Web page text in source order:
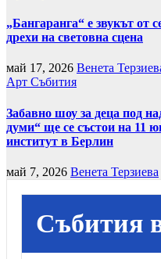
„Бангаранга“ е звукът от
дрехи на световна сцена
май 17, 2026 Венета
Арт Събития
Забавно шоу за деца под
думи“ ще се състои на 11
институт в Берлин
май 7, 2026 Венета Терзиева
Събития